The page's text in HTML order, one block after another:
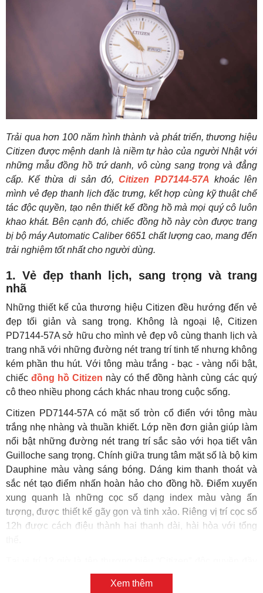
Trải qua hơn 100 năm hình thành và phát triển, thương hiệu
Citizen được mệnh danh là niềm tự hào của người Nhật với
những mẫu đồng hồ trứ danh, vô cùng sang trọng và đẳng
cấp. Kế thừa di sản đó,Citizen PD7144-57A khoác lên
mình vẻ đẹp thanh lịch đặc trưng, kết hợp cùng kỹ thuật chế
tác độc quyền, tạo nên thiết kế đồng hồ mà mọi quý cô luôn
khao khát. Bên cạnh đó, chiếc đồng hồ này còn được trang
bị bộ máy Automatic Caliber 6651 chất lượng cao, mang đến
trải nghiệm tốt nhất cho người dùng.
1. Vẻ đẹp thanh lịch, sang trọng và trang
nhã
Những thiết kế của thương hiệu Citizen đều hướng đến vẻ
đẹp tối giản và sang trọng. Không là ngoại lệ, Citizen
PD7144-57A sở hữu cho mình vẻ đẹp vô cùng thanh lịch và
trang nhã với những đường nét trang trí tinh tế nhưng không
kém phần thu hút. Với tông màu trắng - bạc - vàng nổi bật,
chiếc đồng hồ Citizen này có thể đồng hành cùng các quý
cô theo nhiều phong cách khác nhau trong cuộc sống.
Citizen PD7144-57A có mặt số tròn cổ điển với tông màu
trắng nhẹ nhàng và thuần khiết. Lớp nền đơn giản giúp làm
nổi bật những đường nét trang trí sắc sảo với họa tiết vân
Guilloche sang trọng. Chính giữa trung tâm mặt số là bộ kim
Dauphine màu vàng sáng bóng. Dáng kim thanh thoát và
sắc nét tạo điểm nhấn hoàn hảo cho đồng hồ. Điểm xuyến
xung quanh là những cọc số dạng index màu vàng ấn
tượng, được thiết kế gãy gọn và tinh xảo. Riêng vị trí cọc số
12h được cách điệu thành hai thanh dài, hài hòa với tổng
thu hút, đối xứng bên dưới là tên bộ máy Automatic, thay
cho lời khẳng định về chất lượng vượt trội của
Xem thêm